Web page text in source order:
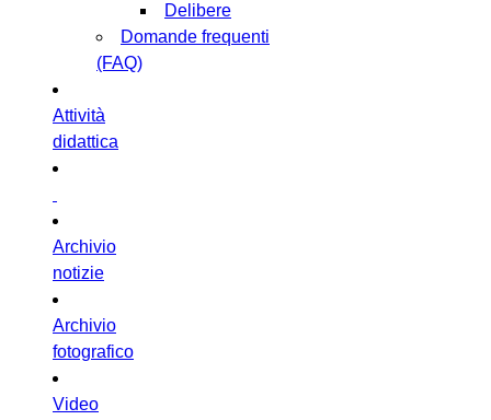
Delibere
Domande frequenti
(FAQ)
Attività
didattica
Archivio
notizie
Archivio
fotografico
Video